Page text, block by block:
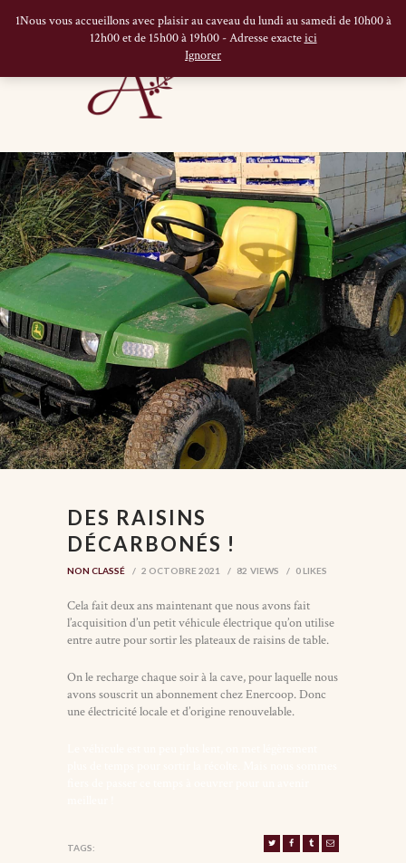
DES RAISINS
DÉCARBONÉS !
NON CLASSÉ 2 OCTOBRE 2021 82 VIEWS 0 LIKES
Cela fait deux ans maintenant que nous avons fait
l’acquisition d’un petit véhicule électrique qu’on utilise
entre autre pour sortir les plateaux de raisins de table.
On le recharge chaque soir à la cave, pour laquelle nous
avons souscrit un abonnement chez Enercoop. Donc
une électricité locale et d’origine renouvelable.
TAGS:
1Nous vous accueillons avec plaisir au caveau du lundi au samedi de 10h00 à
12h00 et de 15h00 à 19h00 - Adresse exacteici
Ignorer